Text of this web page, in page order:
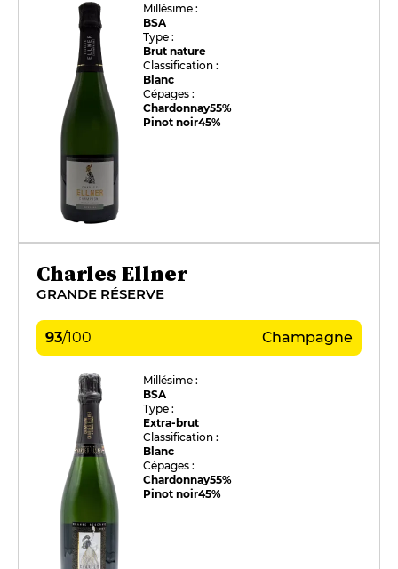
Millésime :
BSA
Type :
Brut nature
Classification :
Blanc
Cépages :
Chardonnay55%
Pinot noir45%
Charles Ellner
GRANDE RÉSERVE
93/100 Champagne
Millésime :
BSA
Type :
Extra-brut
Classification :
Blanc
Cépages :
Chardonnay55%
Pinot noir45%